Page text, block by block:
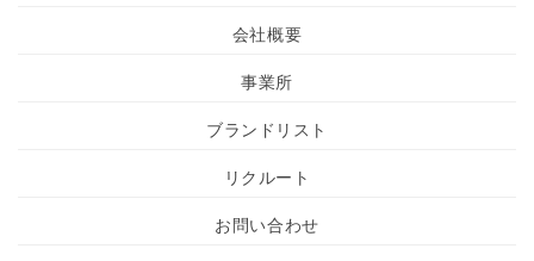
会社概要
事業所
ブランドリスト
リクルート
お問い合わせ